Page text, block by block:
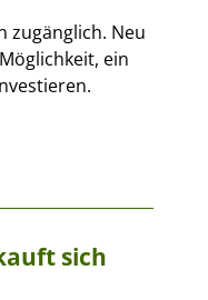
zugänglich. Neu
ein
sich